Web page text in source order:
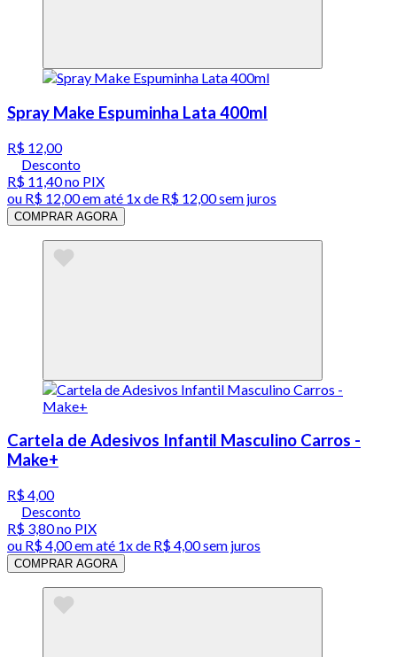
Spray Make Espuminha Lata 400ml
R$ 12,00
Desconto
R$ 11,40no PIX
ou R$ 12,00em até 1x de R$ 12,00sem juros
COMPRAR AGORA
Cartela de Adesivos Infantil Masculino Carros -
Make+
R$ 4,00
Desconto
R$ 3,80no PIX
ou R$ 4,00em até 1x de R$ 4,00sem juros
COMPRAR AGORA